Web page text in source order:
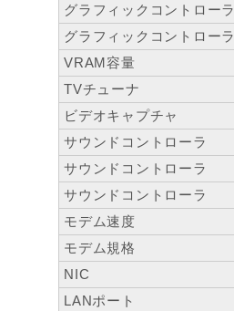
グラフィックコントローラ
グラフィックコントローラ
VRAM容量
TVチューナ
ビデオキャプチャ
サウンドコントローラ
サウンドコントローラ
サウンドコントローラ
モデム速度
モデム規格
NIC
LANポート